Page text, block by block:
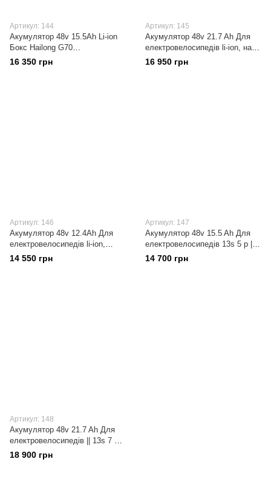
Артикул: 144
Акумулятор 48v 15.5Ah Li-ion
Бокс Hailong G70
Samsung/Panasonic З платою
захисту BMS 20A
16 350 грн
Артикул: 145
Акумулятор 48v 21.7 Ah Для
електровелосипедів li-ion, на
елементах
Panasonic/Samsung/LG,
16 950 грн
Артикул: 146
Акумулятор 48v 12.4Ah Для
електровелосипедів li-ion,
літій-іонний, inr samsung, ncr
panasonic. Оригінал
14 550 грн
Артикул: 147
Акумулятор 48v 15.5 Ah Для
електровелосипедів 13s 5 p ||
Dally Bms 13s 20A
14 700 грн
Артикул: 148
Акумулятор 48v 21.7 Ah Для
електровелосипедів || 13s 7 p ||
Dally Bms 13s 20A
18 900 грн